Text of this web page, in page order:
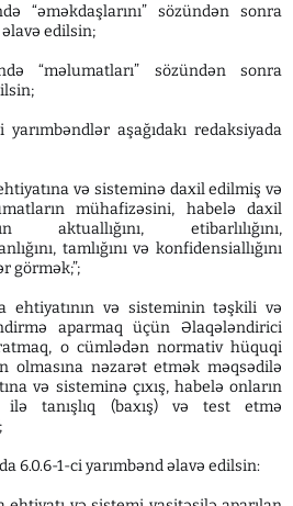
“əməkdaşlarını” sözündən sonra
edilsin;
“məlumatları” sözündən sonra
yarımbəndlər aşağıdakı redaksiyada
və sisteminə daxil edilmiş və
mühafizəsini, habelə daxil
aktuallığını, etibarlılığını,
tamlığını və konfidensiallığını
görmək;”;
ehtiyatının və sisteminin təşkili və
aparmaq üçün Əlaqələndirici
o cümlədən normativ hüquqi
olmasına nəzarət etmək məqsədilə
və sisteminə çıxış, habelə onların
tanışlıq (baxış) və test etmə
6.0.6-1-ci yarımbənd əlavə edilsin: